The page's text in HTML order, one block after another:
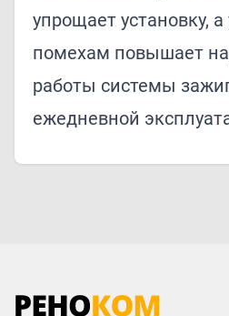
упрощает установку,
помехам повышает
работы системы
ежедневной